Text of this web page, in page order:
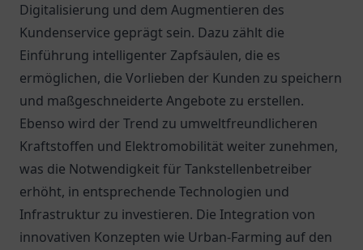
Digitalisierung und dem Augmentieren des
Kundenservice geprägt sein. Dazu zählt die
Einführung intelligenter Zapfsäulen, die es
ermöglichen, die Vorlieben der Kunden zu speichern
und maßgeschneiderte Angebote zu erstellen.
Ebenso wird der Trend zu umweltfreundlicheren
Kraftstoffen und Elektromobilität weiter zunehmen,
was die Notwendigkeit für Tankstellenbetreiber
erhöht, in entsprechende Technologien und
Infrastruktur zu investieren. Die Integration von
innovativen Konzepten wie Urban-Farming auf den